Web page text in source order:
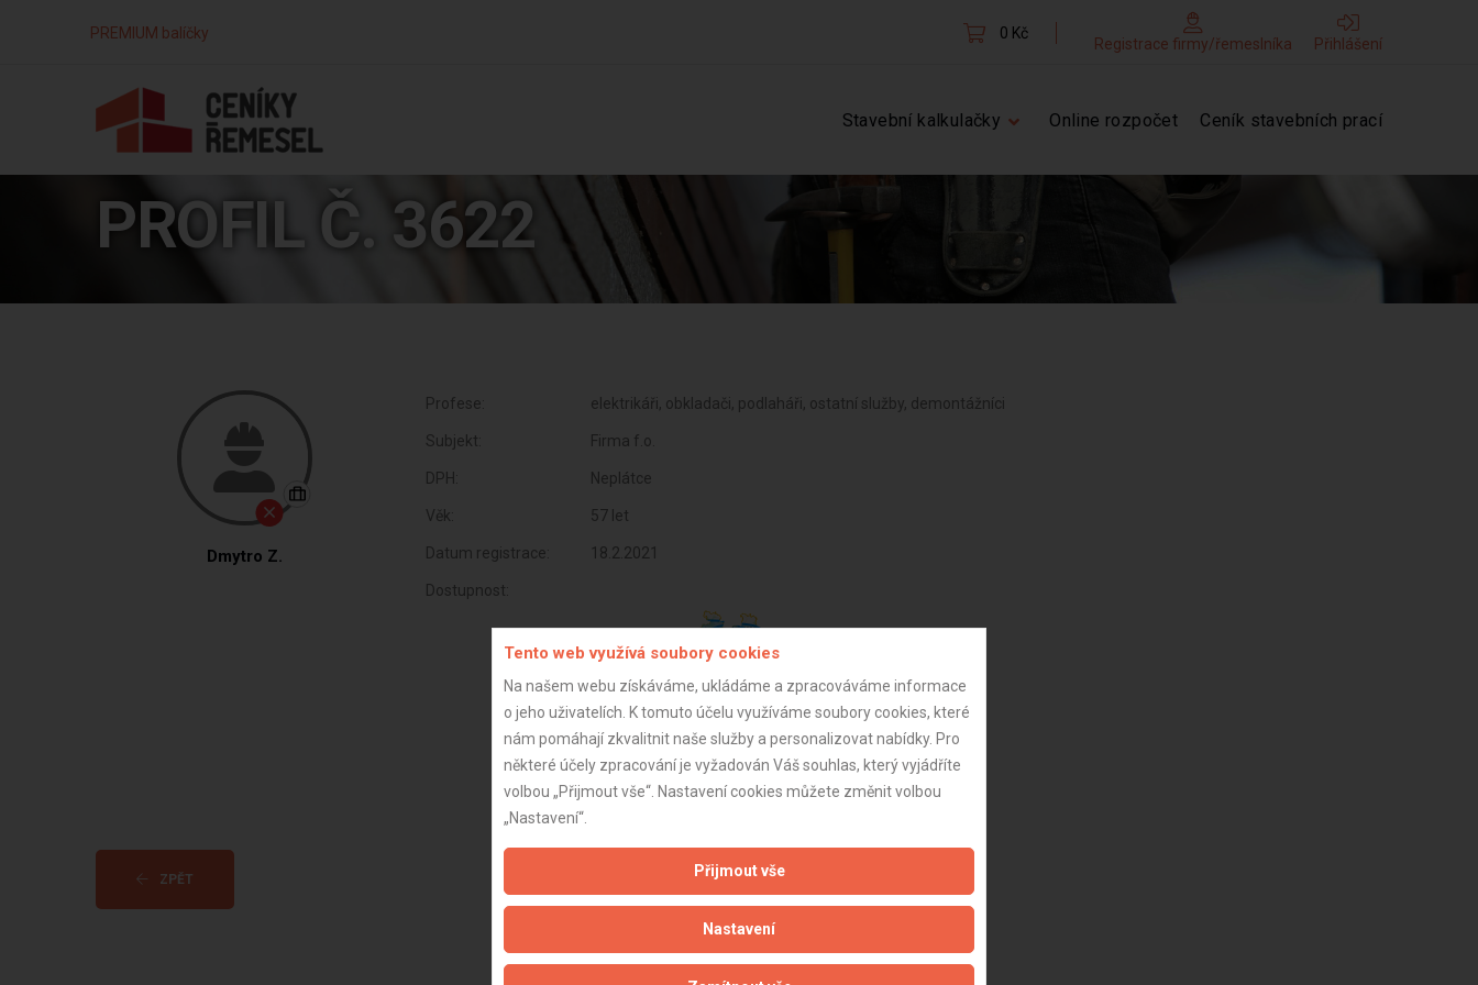
PREMIUM balíčky 0 Kč
Registrace firmy/řemeslníka Přihlášení
Stavební kalkulačky Online rozpočet Ceník stavebních prací
PROFIL Č. 3622
Dmytro Z.
Profese: elektrikáři, obkladači, podlaháři, ostatní služby, demontážníci
Subjekt: Firma f.o.
DPH: Neplátce
Věk: 57 let
Datum registrace: 18.2.2021
Dostupnost:
ZPĚT Aktualizováno z portálu ARES dne 04.01.2024 19:30:09
Tento web využívá soubory cookies
Na našem webu získáváme, ukládáme a zpracováváme informace
o jeho uživatelích. K tomuto účelu využíváme soubory cookies, které
nám pomáhají zkvalitnit naše služby a personalizovat nabídky. Pro
některé účely zpracování je vyžadován Váš souhlas, který vyjádříte
volbou „Přijmout vše“. Nastavení cookies můžete změnit volbou
„Nastavení“.
Přijmout vše
Nastavení